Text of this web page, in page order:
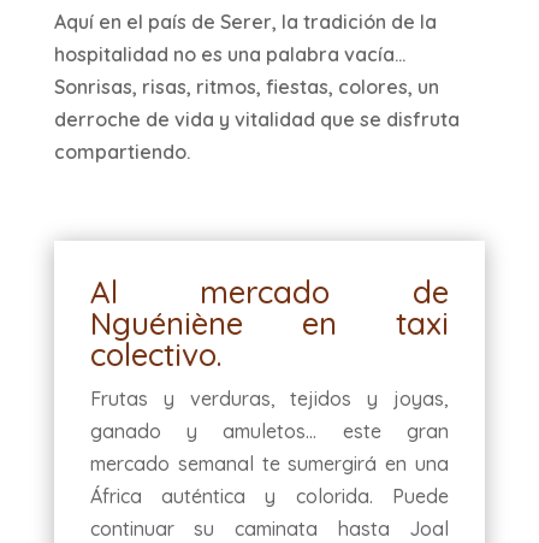
Aquí en el país de Serer, la tradición de la
hospitalidad no es una palabra vacía…
Sonrisas, risas, ritmos, fiestas, colores, un
derroche de vida y vitalidad que se disfruta
compartiendo.
Al mercado de
Nguéniène en taxi
colectivo.
Frutas y verduras, tejidos y joyas,
ganado y amuletos… este gran
mercado semanal te sumergirá en una
África auténtica y colorida. Puede
continuar su caminata hasta Joal